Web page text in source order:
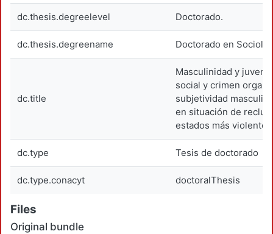
dc.thesis.degreelevel Doctorado.
dc.thesis.degreename Doctorado en
dc.title
Masculinidad y
social y crimen
subjetividad
en situación de
estados más
dc.type Tesis de doctorado
dc.type.conacyt doctoralThesis
Files
Original bundle